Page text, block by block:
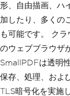
形、自由描画、ハ
加したり、多くの
も可能です。 ク
のウェブブラウザ
SmallPDFは透明
保存、処理、およ
TLS暗号化を実施